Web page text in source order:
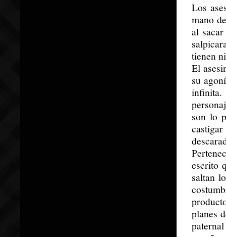
Los
mano
al
tienen
El
su
son lo
escrito
saltan
planes